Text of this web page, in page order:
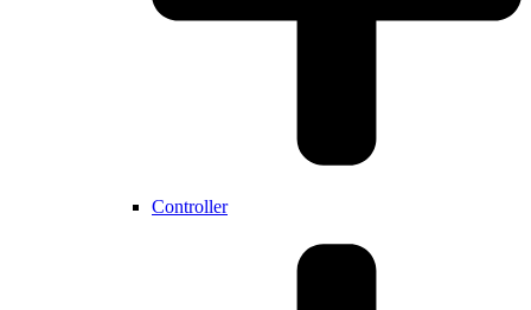
Controller